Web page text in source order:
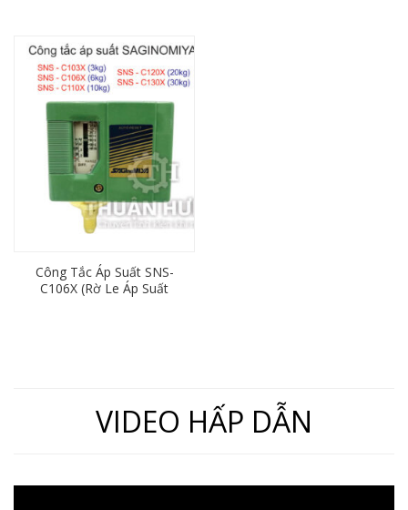
Công Tắc Áp Suất SNS-
C106X (Rờ Le Áp Suất
VIDEO HẤP DẪN